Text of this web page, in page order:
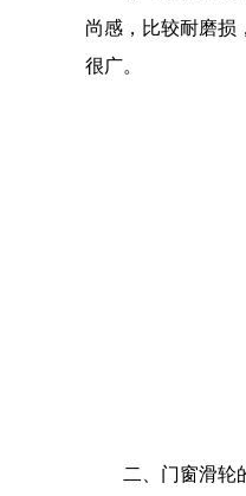
尚感，比较耐磨损
很广。
二、门窗滑轮